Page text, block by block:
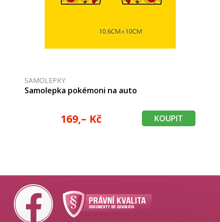
SAMOLEPKY
Samolepka pokémoni na auto
169,– Kč KOUPIT